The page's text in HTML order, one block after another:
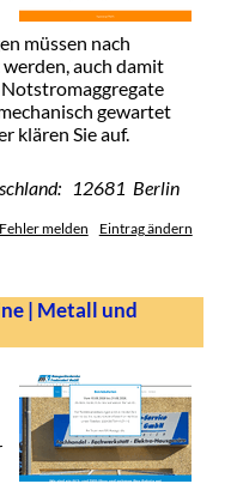
müssen nach
auch damit
gewartet
klären Sie auf.
12681 Berlin
Fehler melden Eintrag ändern
| Metall und